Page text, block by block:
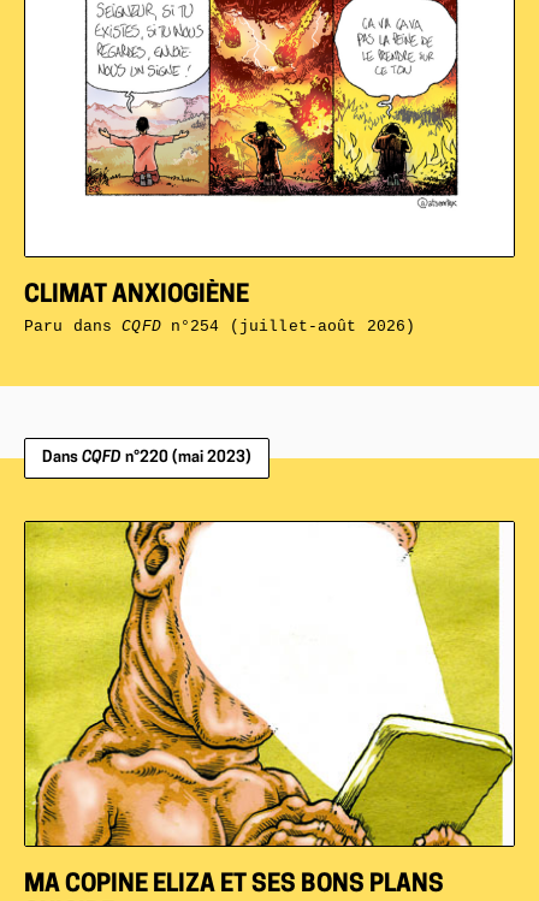
CLIMAT ANXIOGIÈNE
Paru dansCQFDn°254 (juillet-août 2026)
Dans CQFD n°220 (mai 2023)
MA COPINE ELIZA ET SES BONS PLANS